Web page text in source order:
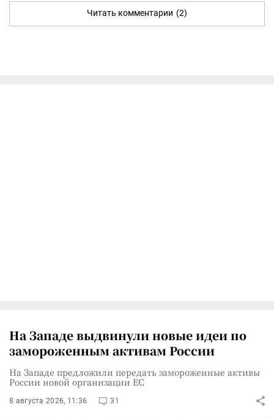
Читать комментарии (2)
На Западе выдвинули новые идеи по
замороженным активам России
На Западе предложили передать замороженные активы
России новой организации ЕС
8 августа 2026, 11:36 31